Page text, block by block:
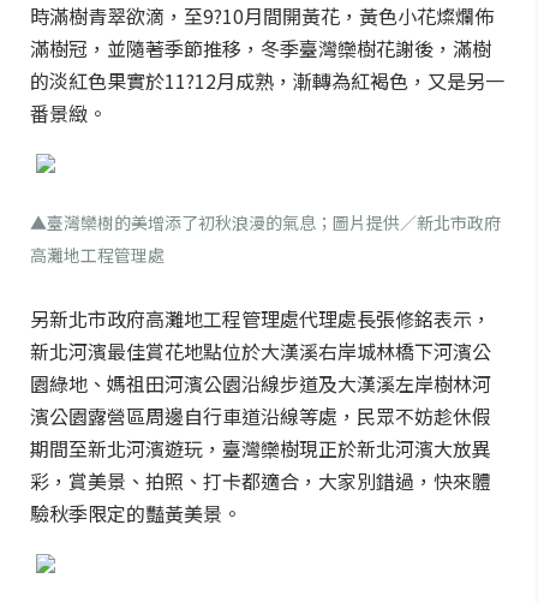
時滿樹青翠欲滴，至9?10月間開黃花，黃色小花燦爛佈
滿樹冠，並隨著季節推移，冬季臺灣欒樹花謝後，滿樹
的淡紅色果實於11?12月成熟，漸轉為紅褐色，又是另一
番景緻。
▲臺灣欒樹的美增添了初秋浪漫的氣息；圖片提供／新北市政府
高灘地工程管理處
另新北市政府高灘地工程管理處代理處長張修銘表示，
新北河濱最佳賞花地點位於大漢溪右岸城林橋下河濱公
園綠地、媽祖田河濱公園沿線步道及大漢溪左岸樹林河
濱公園露營區周邊自行車道沿線等處，民眾不妨趁休假
期間至新北河濱遊玩，臺灣欒樹現正於新北河濱大放異
彩，賞美景、拍照、打卡都適合，大家別錯過，快來體
驗秋季限定的豔黃美景。